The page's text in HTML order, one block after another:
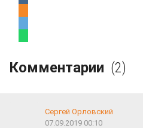
Комментарии (2)
Сергей Орловский
07.09.2019 00:10